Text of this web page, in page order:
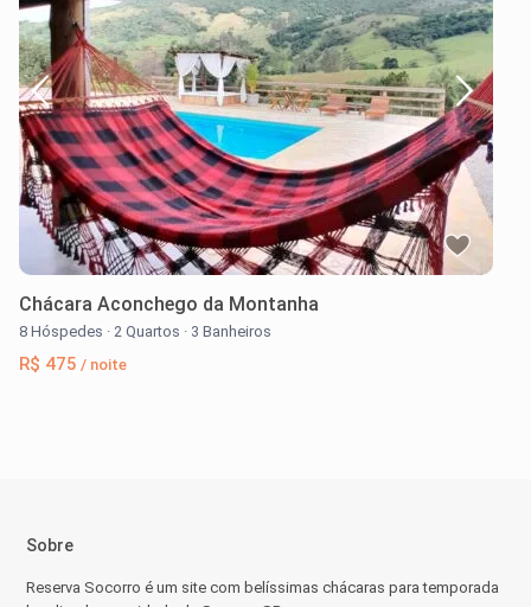
Chácara Aconchego da Montanha
8 Hóspedes · 2 Quartos · 3 Banheiros
R$ 475 / noite
Sobre
Reserva Socorro é um site com belíssimas chácaras para temporada